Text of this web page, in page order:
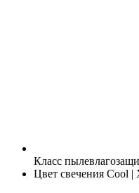
Класс
Цвет свечения Cool |